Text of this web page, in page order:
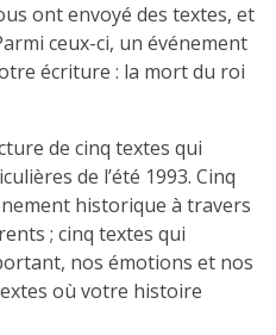
ont envoyé des textes, et
ceux-ci, un événement
écriture : la mort du roi
de cinq textes qui
de l’été 1993. Cinq
historique à travers
; cinq textes qui
nos émotions et nos
où votre histoire